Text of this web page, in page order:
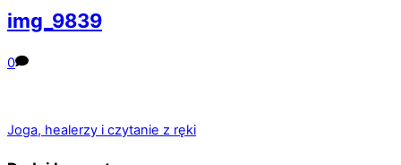
img_9839
0
Joga, healerzy i czytanie z ręki